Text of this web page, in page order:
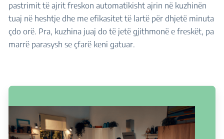
pastrimit të ajrit freskon automatikisht ajrin në kuzhinën
tuaj në heshtje dhe me efikasitet të lartë për dhjetë minuta
çdo orë. Pra, kuzhina juaj do të jetë gjithmonë e freskët, pa
marrë parasysh se çfarë keni gatuar.